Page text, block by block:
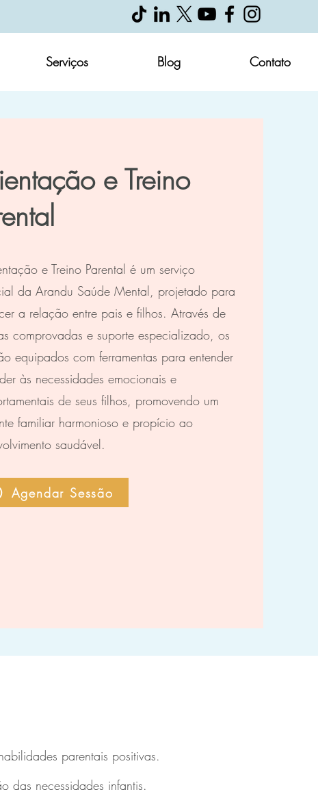
Serviços Blog Contato
e Treino
e Treino Parental é um serviço
da Arandu Saúde Mental, projetado para
a relação entre pais e filhos. Através de
comprovadas e suporte especializado, os
equipados com ferramentas para entender
às necessidades emocionais e
de seus filhos, promovendo um
familiar harmonioso e propício ao
saudável.
Agendar Sessão
parentais positivas.
das necessidades infantis.